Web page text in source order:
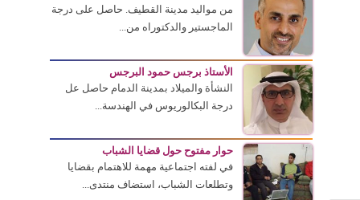
من مواليد مدينة القطيف. حاصل على درجة
الماجستير والدكتوراه من...
الأستاذ برجس حمود البرجس
النشأة والميلاد بمدينة الدمام حاصل عل
درجة البكالوريوس في الهندسة...
حوار مفتوح حول قضايا الشباب
في لفته اجتماعية مهمة للاهتمام بقضايا
وتطلعات الشباب، استضاف منتدى...